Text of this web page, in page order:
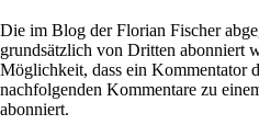
Die im Blog der Florian Fischer
grundsätzlich von Dritten abonniert
Möglichkeit, dass ein Kommentator
nachfolgenden Kommentare zu
abonniert.